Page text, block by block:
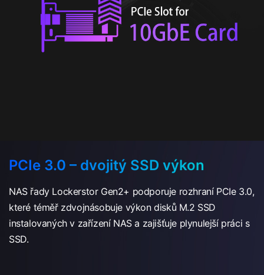
PCIe 3.0 – dvojitý SSD výkon
NAS řady Lockerstor Gen2+ podporuje rozhraní PCIe 3.0,
které téměř zdvojnásobuje výkon disků M.2 SSD
instalovaných v zařízení NAS a zajišťuje plynulejší práci s
SSD.